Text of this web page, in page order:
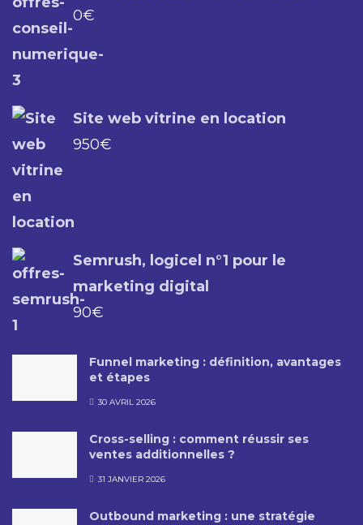
0€
Site web vitrine en location
950€
Semrush, logicel n°1 pour le
marketing digital
90€
Funnel marketing : définition, avantages
et étapes
30 AVRIL 2026
Cross-selling : comment réussir ses
ventes additionnelles ?
31 JANVIER 2026
Outbound marketing : une stratégie